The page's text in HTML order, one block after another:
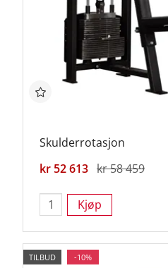
Skulderrotasjon
kr 52 613 kr 58 459
Kjøp
TILBUD -10%